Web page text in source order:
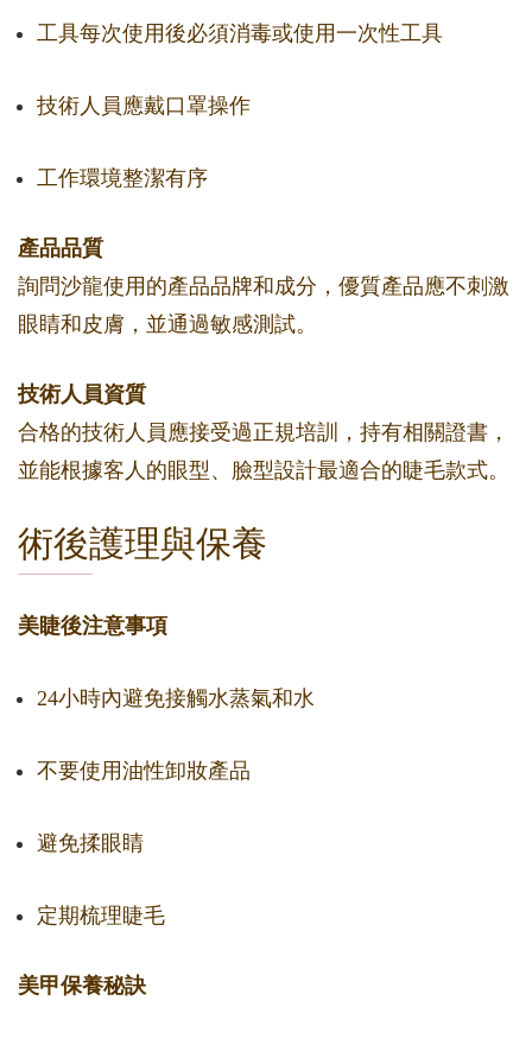
工具每次使用後必須消毒或使用一次性工具
技術人員應戴口罩操作
工作環境整潔有序
產品品質
詢問沙龍使用的產品品牌和成分，優質產品應不刺激
眼睛和皮膚，並通過敏感測試。
技術人員資質
合格的技術人員應接受過正規培訓，持有相關證書，
並能根據客人的眼型、臉型設計最適合的睫毛款式。
術後護理與保養
美睫後注意事項
24小時內避免接觸水蒸氣和水
不要使用油性卸妝產品
避免揉眼睛
定期梳理睫毛
美甲保養秘訣